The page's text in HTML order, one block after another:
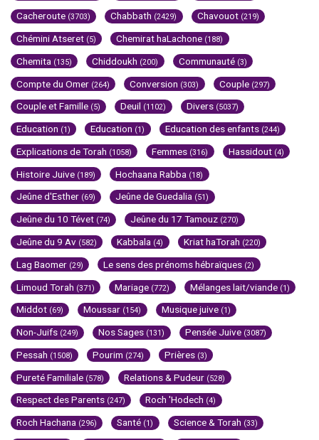
Cacheroute (3703) Chabbath (2429) Chavouot (219)
Chémini Atseret (5) Chemirat haLachone (188)
Chemita (135) Chiddoukh (200) Communauté (3)
Compte du Omer (264) Conversion (303) Couple (297)
Couple et Famille (5) Deuil (1102) Divers (5037)
Education (1) Education (1) Education des enfants (244)
Explications de Torah (1058) Femmes (316) Hassidout (4)
Histoire Juive (189) Hochaana Rabba (18)
Jeûne d'Esther (69) Jeûne de Guedalia (51)
Jeûne du 10 Tévet (74) Jeûne du 17 Tamouz (270)
Jeûne du 9 Av (582) Kabbala (4) Kriat haTorah (220)
Lag Baomer (29) Le sens des prénoms hébraïques (2)
Limoud Torah (371) Mariage (772) Mélanges lait/viande (1)
Middot (69) Moussar (154) Musique juive (1)
Non-Juifs (249) Nos Sages (131) Pensée Juive (3087)
Pessah (1508) Pourim (274) Prières (3)
Pureté Familiale (578) Relations & Pudeur (528)
Respect des Parents (247) Roch 'Hodech (4)
Roch Hachana (296) Santé (1) Science & Torah (33)